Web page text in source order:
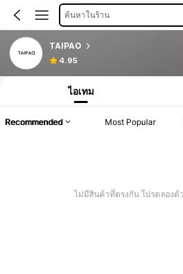
ค้นหาในร้าน
TAIPAO
4.95
ไอเทม
Recommended Most Popular
ไม่มีสินค้าที่ตรงกัน โปรดลองด้